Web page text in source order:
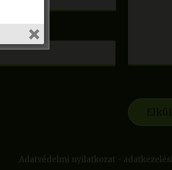
Adatvédelmi nyilatkozat -